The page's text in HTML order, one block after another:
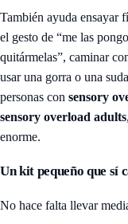
También ayuda ensayar
el gesto de “me las
quitármelas”, caminar
usar una gorra o una
personas con sensory
sensory overload adults
enorme.
Un kit pequeño que sí
No hace falta llevar